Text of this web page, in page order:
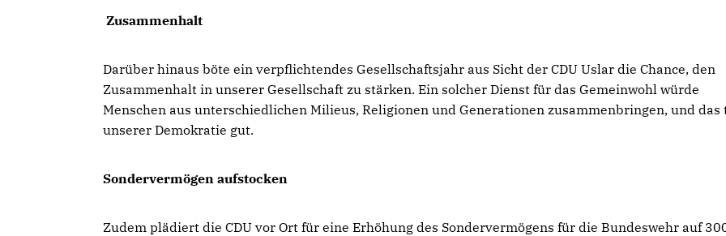
Zusammenhalt
Darüber hinaus böte ein verpflichtendes Gesellschaftsjahr aus Sicht der CDU Uslar die Chance, den
Zusammenhalt in unserer Gesellschaft zu stärken. Ein solcher Dienst für das Gemeinwohl würde
Menschen aus unterschiedlichen Milieus, Religionen und Generationen zusammenbringen, und das
unserer Demokratie gut.
Sondervermögen aufstocken
Zudem plädiert die CDU vor Ort für eine Erhöhung des Sondervermögens für die Bundeswehr auf